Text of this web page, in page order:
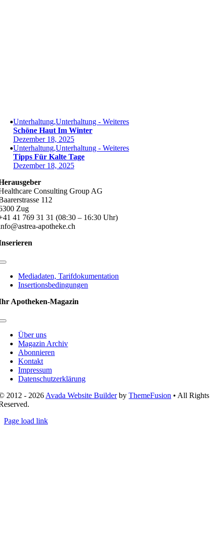
Unterhaltung,Unterhaltung - Weiteres
Schöne Haut Im Winter
Dezember 18, 2025
Unterhaltung,Unterhaltung - Weiteres
Tipps Für Kalte Tage
Dezember 18, 2025
Consulting Group AG
112
Zug
41 769 31 31 (08:30 – 16:30 Uhr)
apotheke.ch
Toggle
NavigationMediadaten, Tarifdokumentation
Insertionsbedingungen
Apotheken-Magazin
Toggle
NavigationÜber uns
Magazin Archiv
Abonnieren
Kontakt
Impressum
Datenschutzerklärung
2012 - 2026 Avada Website BuilderbyThemeFusion • All Rights
Page load link